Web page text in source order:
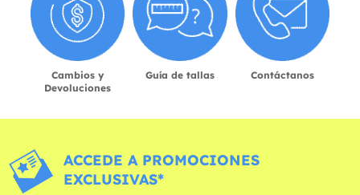
Cambios y
Devoluciones
Guía de tallas Contáctanos
ACCEDE A PROMOCIONES
EXCLUSIVAS*